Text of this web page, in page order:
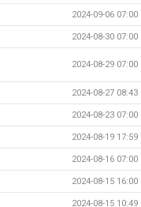
2024-09-06 07:00
2024-08-30 07:00
2024-08-29 07:00
2024-08-27 08:43
2024-08-23 07:00
2024-08-19 17:59
2024-08-16 07:00
2024-08-15 16:00
2024-08-15 10:49